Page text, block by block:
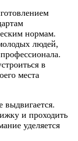
нормам.
людей,
в
места
выдвигается.
и проходить
уделяется